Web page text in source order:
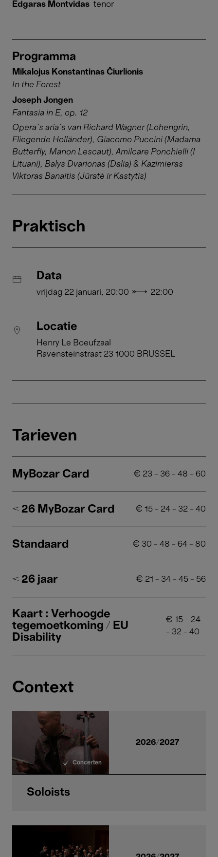
Edgaras Montvidas tenor
Programma
Mikalojus Konstantinas Čiurlionis
In the Forest
Joseph Jongen
Fantasia in E, op. 12
Opera's aria's van Richard Wagner (Lohengrin,
Fliegende Holländer), Giacomo Puccini (Madama
Butterfly, Manon Lescaut), Amilcare Ponchielli (I
Lituani), Balys Dvarionas (Dalia) & Kazimieras
Viktoras Banaitis (Jūratė ir Kastytis)
Praktisch
Data
vrijdag 22 januari, 20:00 → 22:00
Locatie
Henry Le Boeufzaal
Ravensteinstraat 23 1000 BRUSSEL
Tarieven
MyBozar Card € 23 - 36 - 48 - 60
< 26 MyBozar Card € 15 - 24 - 32 - 40
Standaard € 30 - 48 - 64 - 80
< 26 jaar € 21 - 34 - 45 - 56
Kaart : Verhoogde
tegemoetkoming / EU
Disability
€ 15 - 24
- 32 - 40
Context
Concerten
2026/2027
Soloists